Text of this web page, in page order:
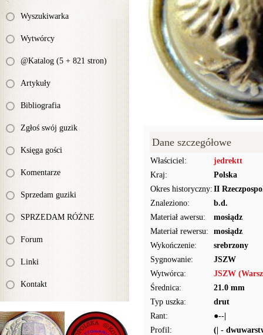
Wyszukiwarka
Wytwórcy
@Katalog (5 + 821 stron)
Artykuły
Bibliografia
Zgłoś swój guzik
Księga gości
Komentarze
Sprzedam guziki
SPRZEDAM RÓŻNE
Forum
Linki
Kontakt
Dane szczegółowe
Właściciel:
jedrektt
Kraj:
Polska
Okres historyczny: II
Znaleziono:
b.d.
Materiał awersu:
mosiądz
Materiał rewersu:
mosiądz
Wykończenie:
srebrzony
Sygnowanie:
JSZW
Wytwórca:
JSZW
Średnica:
21.0 mm
Typ uszka:
drut
Rant:
●--|
Profil:
(| -